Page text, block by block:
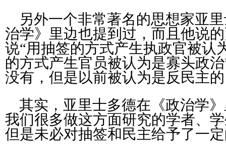
另外一个非常著名的思想家亚
治学》里边也提到过，而且他说
说“用抽签的方式产生执政官被认
的方式产生官员被认为是寡头政
没有，但是以前被认为是反民主
其实，亚里士多德在《政治学
我们很多做这方面研究的学者、
但是未必对抽签和民主给予了一